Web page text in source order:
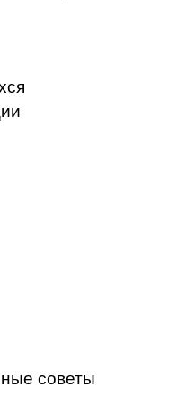
советы